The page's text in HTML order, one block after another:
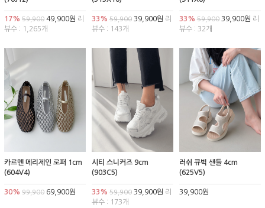
17% 59,900 49,900원 리
뷰수 : 1,265개
33% 59,90039,900원 리
뷰수 : 143개
33% 59,90039,900원 리
뷰수 : 32개
카르멘 메리제인 로퍼 1cm
(604V4)
30% 99,900 69,900원
시티 스니커즈 9cm
(903C5)
33% 59,90039,900원 리
뷰수 : 173개
러쉬 큐빅 샌들 4cm
(625V5)
39,900원